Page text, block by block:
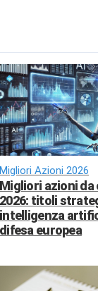
Migliori Azioni 2026
Migliori azioni da
2026: titoli
intelligenza
difesa europea